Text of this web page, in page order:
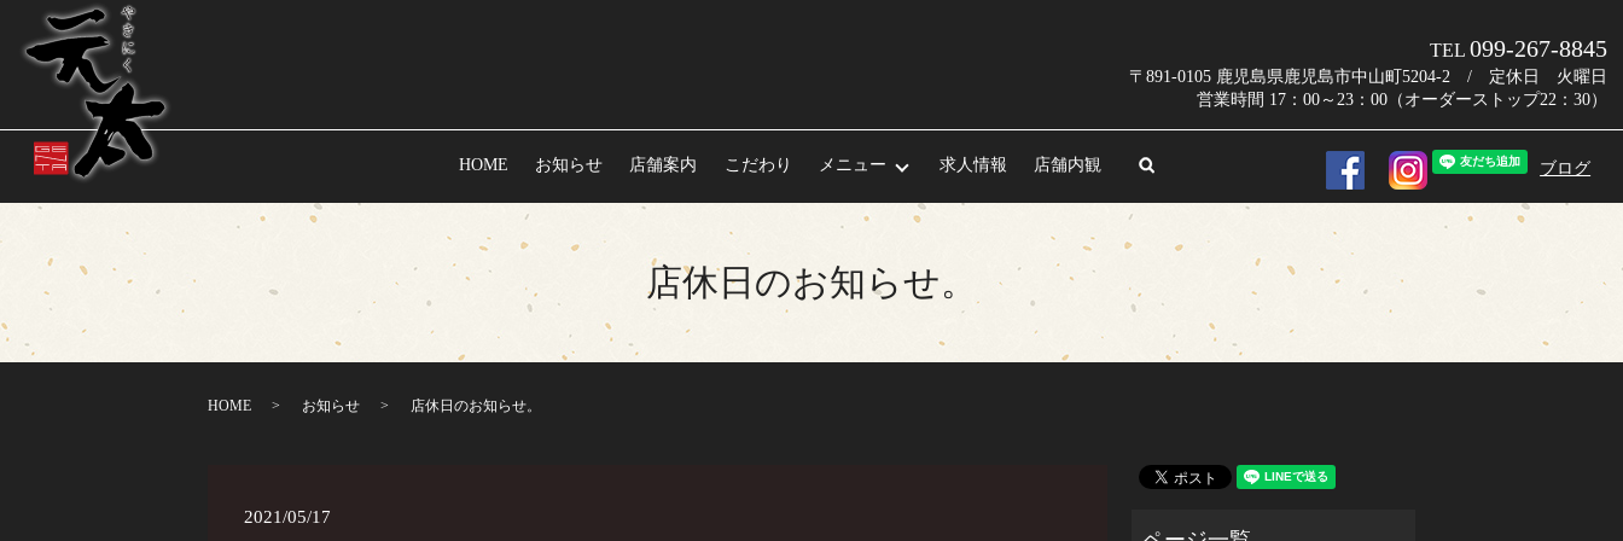
TEL 099-267-8845
〒891-0105 鹿児島県鹿児島市中山町5204-2 / 定休日 火曜日
営業時間 17：00～23：00（オーダーストップ22：30）
ブログ
HOME お知らせ 店舗案内 こだわり メニュー 求人情報 店舗内観
店休日のお知らせ。
HOME お知らせ 店休日のお知らせ。
2021/05/17